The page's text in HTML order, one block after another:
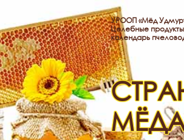
УРООП «Мёд
Целебные
календарь